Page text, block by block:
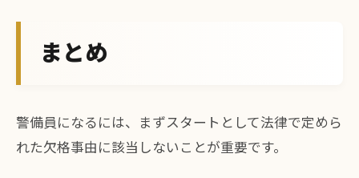
まとめ
警備員になるには、まずスタートとして法律で定めら
れた欠格事由に該当しないことが重要です。